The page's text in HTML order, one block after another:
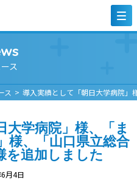
ス
ス 導入実績として「朝日大学病院」
大学病院」様、「ま
様、「山口県立総合
を追加しました
月4日